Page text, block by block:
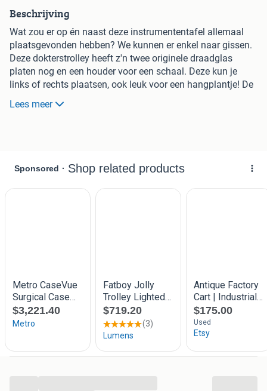
Beschrijving
Wat zou er op én naast deze instrumententafel allemaal
plaatsgevonden hebben? We kunnen er enkel naar gissen.
Deze dokterstrolley heeft z'n twee originele draadglas
platen nog en een houder voor een schaal. Deze kun je
links of rechts plaatsen, ook leuk voor een hangplantje! De
trolley misstaat niet in de keuken, maar zal ook prachtig
staan als barmeubel in de woonkamer, bij een kapper of
breed x 72 cm hoog. Te koop voor €159,-.
Lees meer